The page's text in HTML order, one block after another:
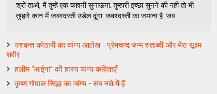
श्रो ताओं, मै तुम्हें एक कहानी सुनाऊंगा. तुम्हारी इच्छा सुनने की नहीं तो भी
तुम्हारे कान में जबरदस्ती उड़ेल दूंगा. जबरदस्ती का जमाना है. जब ...
यशवन्त कोठारी का व्यंग्य आलेख - ‍प्रेमचन्‍द जन्‍म शताब्‍दी और मेरा सूक्ष्‍म
शरीर
हलीम ‘‘आईना’’ की हास्य व्यंग्य कविताएँ
कृष्ण गोपाल सिह्ना का व्यंग्य - सब नशे में हैं